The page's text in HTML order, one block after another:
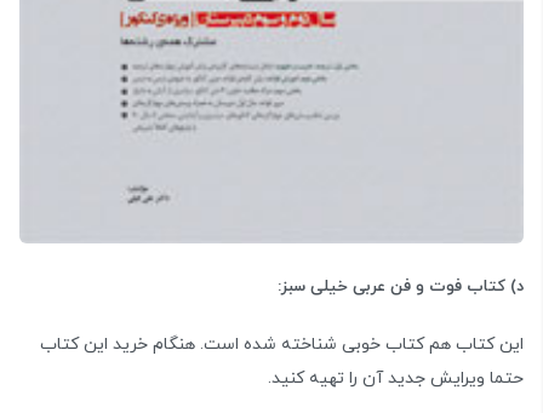
د) کتاب فوت و فن عربی خیلی سبز:
این کتاب هم کتاب خوبی شناخته شده است. هنگام خرید این کتاب
حتما ویرایش جدید آن را تهیه کنید.